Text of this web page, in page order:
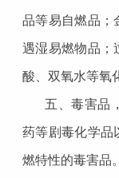
品等易自燃品；
遇湿易燃物品；
酸、双氧水等氧
五、毒害品
药等剧毒化学品
燃特性的毒害品。